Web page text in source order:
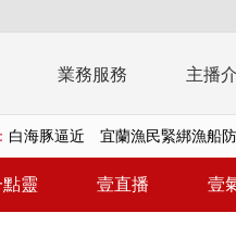
業務服務 主播
白海豚逼近 宜蘭漁民緊綁漁船
「鯨魚」挾風雨肆虐菲律賓 土石
靈 壹直播 壹